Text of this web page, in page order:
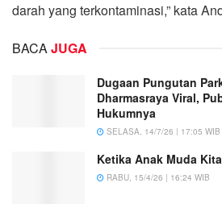
darah yang terkontaminasi,” kata
BACAJUGA
Dugaan Pungutan
Dharmasraya Viral,
Hukumnya
SELASA, 14/7/26 | 17:05 WIB
Ketika Anak Muda
RABU, 15/4/26 | 16:24 WIB